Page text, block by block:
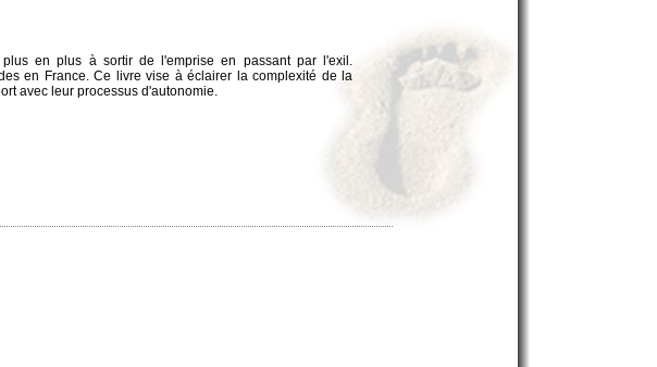
en plus à sortir de l'emprise en passant par l'exil.
en France. Ce livre vise à éclairer la complexité de la
avec leur processus d'autonomie.